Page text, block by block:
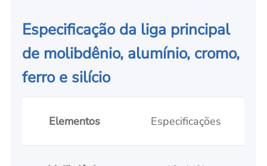
Especificação da liga principal
de molibdênio, alumínio, cromo,
ferro e silício
Elementos Especificações